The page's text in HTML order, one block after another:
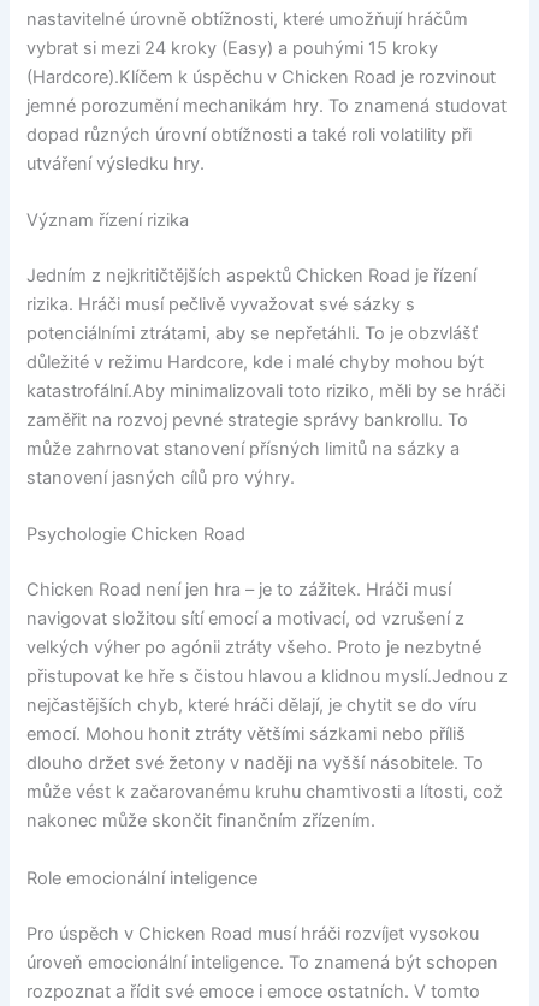
nastavitelné úrovně obtížnosti, které umožňují hráčům
vybrat si mezi 24 kroky (Easy) a pouhými 15 kroky
(Hardcore).Klíčem k úspěchu v Chicken Road je rozvinout
jemné porozumění mechanikám hry. To znamená studovat
dopad různých úrovní obtížnosti a také roli volatility při
utváření výsledku hry.
Význam řízení rizika
Jedním z nejkritičtějších aspektů Chicken Road je řízení
rizika. Hráči musí pečlivě vyvažovat své sázky s
potenciálními ztrátami, aby se nepřetáhli. To je obzvlášť
důležité v režimu Hardcore, kde i malé chyby mohou být
katastrofální.Aby minimalizovali toto riziko, měli by se hráči
zaměřit na rozvoj pevné strategie správy bankrollu. To
může zahrnovat stanovení přísných limitů na sázky a
stanovení jasných cílů pro výhry.
Psychologie Chicken Road
Chicken Road není jen hra – je to zážitek. Hráči musí
navigovat složitou sítí emocí a motivací, od vzrušení z
velkých výher po agónii ztráty všeho. Proto je nezbytné
přistupovat ke hře s čistou hlavou a klidnou myslí.Jednou z
nejčastějších chyb, které hráči dělají, je chytit se do víru
emocí. Mohou honit ztráty většími sázkami nebo příliš
dlouho držet své žetony v naději na vyšší násobitele. To
může vést k začarovanému kruhu chamtivosti a lítosti, což
nakonec může skončit finančním zřízením.
Role emocionální inteligence
Pro úspěch v Chicken Road musí hráči rozvíjet vysokou
úroveň emocionální inteligence. To znamená být schopen
rozpoznat a řídit své emoce i emoce ostatních. V tomto